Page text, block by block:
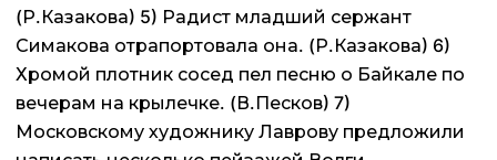
(Р.Казакова) 5) Радист младший сержант
Симакова отрапортовала она. (Р.Казакова) 6)
Хромой плотник сосед пел песню о Байкале по
вечерам на крылечке. (В.Песков) 7)
Московскому художнику Лаврову предложили